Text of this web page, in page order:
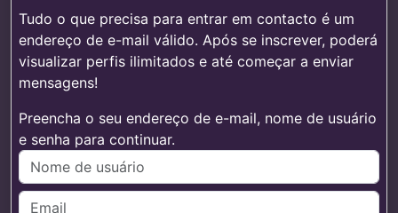
Tudo o que precisa para entrar em contacto é um
endereço de e-mail válido. Após se inscrever, poderá
visualizar perfis ilimitados e até começar a enviar
mensagens!
Preencha o seu endereço de e-mail, nome de usuário
e senha para continuar.